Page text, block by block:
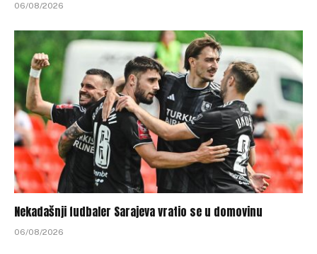
06/08/2026
Nekadašnji fudbaler Sarajeva vratio se u domovinu
06/08/2026